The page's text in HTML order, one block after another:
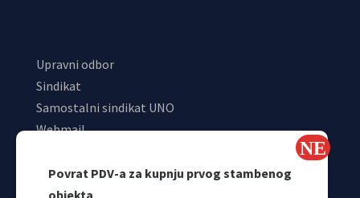
Povrat PDV-a za kupnju prvog stambenog
objekta
Upravni odbor
Sindikat
Samostalni sindikat UNO
Webmail